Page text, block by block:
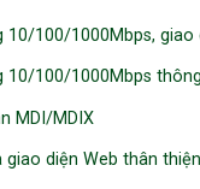
10/100/1000Mbps,
10/100/1000Mbps
MDI/MDIX
giao diện Web thân